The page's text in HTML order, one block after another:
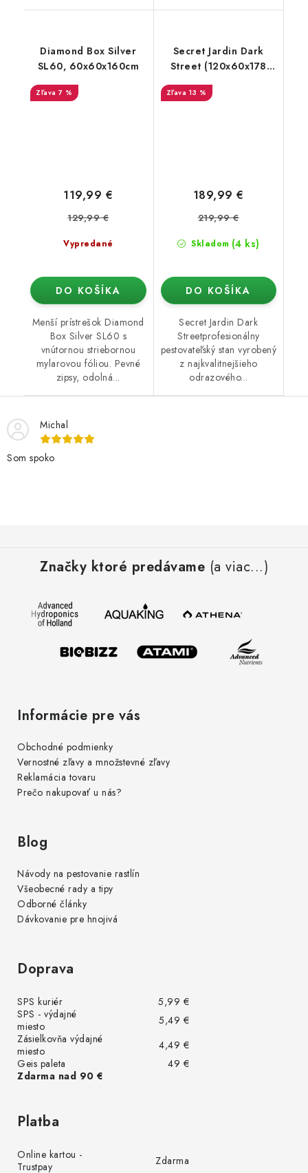
Diamond Box Silver
SL60, 60x60x160cm
7 %
Vypredané
119,99 €
129,99 €
DO KOŠÍKA
Menší prístrešok Diamond
Box Silver SL60 s
vnútornou striebornou
mylarovou fóliou. Pevné
zipsy, odolná...
Secret Jardin Dark
Street (120x60x178
cm) rev. 4.0
13 %
Skladom (4 ks)
189,99 €
219,99 €
DO KOŠÍKA
Secret Jardin Dark
Streetprofesionálny
pestovateľský stan vyrobený
z najkvalitnejšieho
odrazového...
Michal
Som spoko
Značky ktoré predávame (a viac...)
Informácie pre vás
Obchodné podmienky
Vernostné zľavy a množstevné zľavy
Reklamácia tovaru
Prečo nakupovať u nás?
Blog
Návody na pestovanie rastlín
Všeobecné rady a tipy
Odborné články
Dávkovanie pre hnojivá
Doprava
SPS kuriér
5,99 €
SPS - výdajné
miesto
5,49 €
Zásielkovňa výdajné
miesto
4,49 €
Geis paleta
49 €
Zdarma nad 90 €
Platba
Online kartou -
Trustpay
Zdarma